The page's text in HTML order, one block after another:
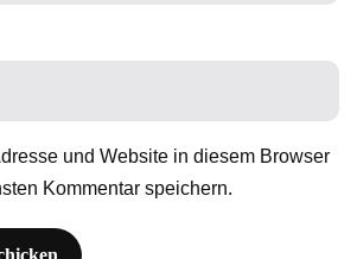
und Website in diesem Browser
Kommentar speichern.